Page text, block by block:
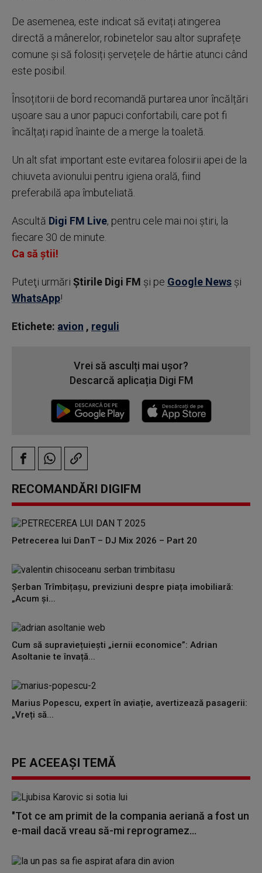
De asemenea, este indicat să evitați atingerea
directă a mânerelor, robinetelor sau altor suprafețe
comune și să folosiți șervețele de hârtie atunci când
este posibil.
Însoțitorii de bord recomandă purtarea unor încălțări
ușoare sau a unor papuci confortabili, care pot fi
încălțați rapid înainte de a merge la toaletă.
Un alt sfat important este evitarea folosirii apei de la
chiuveta avionului pentru igiena orală, fiind
preferabilă apa îmbuteliată.
Ascultă Digi FM Live, pentru cele mai noi știri, la
fiecare 30 de minute.
Ca să știi!
Puteţi urmări Știrile Digi FM şi pe Google News şi
WhatsApp!
Etichete: avion , reguli
Vrei să asculți mai ușor?
Descarcă aplicația Digi FM
RECOMANDĂRI DIGIFM
Petrecerea lui DanT – DJ Mix 2026 – Part 20
Șerban Trîmbițașu, previziuni despre piața imobiliară:
„Acum și...
Cum să supraviețuiești „iernii economice”: Adrian
Asoltanie te învață...
Marius Popescu, expert în aviație, avertizează pasagerii:
„Vreți să...
PE ACEEAȘI TEMĂ
"Tot ce am primit de la compania aeriană a fost un
e-mail dacă vreau să-mi reprogramez...